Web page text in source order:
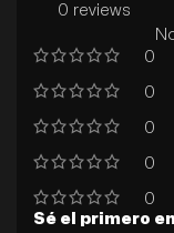
0 reviews
0
0
0
0
0
Sé el primero